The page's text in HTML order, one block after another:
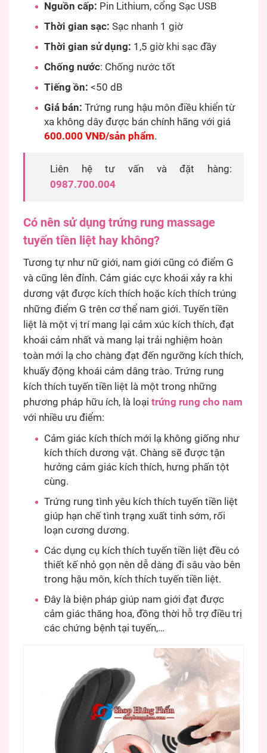
Nguồn cấp: Pin Lithium, cổng Sạc USB
Thời gian sạc: Sạc nhanh 1 giờ
Thời gian sử dụng: 1,5 giờ khi sạc đầy
Chống nước: Chống nước tốt
Tiếng ồn: <50 dB
Giá bán: Trứng rung hậu môn điều khiển từ
xa không dây được bán chính hãng với giá
600.000 VNĐ/sản phẩm.
Liên hệ tư vấn và đặt hàng:
0987.700.004
Có nên sử dụng trứng rung massage
tuyến tiền liệt hay không?
Tương tự như nữ giới, nam giới cũng có điểm G
và cũng lên đỉnh. Cảm giác cực khoái xảy ra khi
dương vật được kích thích hoặc kích thích trúng
những điểm G trên cơ thể nam giới. Tuyến tiền
liệt là một vị trí mang lại cảm xúc kích thích, đạt
khoái cảm nhất và mang lại trải nghiệm hoàn
toàn mới lạ cho chàng đạt đến ngưỡng kích thích,
khuấy động khoái cảm dâng trào. Trứng rung
kích thích tuyến tiền liệt là một trong những
phương pháp hữu ích, là loại trứng rung cho nam
với nhiều ưu điểm:
Cảm giác kích thích mới lạ không giống như
kích thích dương vật. Chàng sẽ được tận
hưởng cảm giác kích thích, hưng phấn tột
cùng.
Trứng rung tình yêu kích thích tuyến tiền liệt
giúp hạn chế tình trạng xuất tinh sớm, rối
loạn cương dương.
Các dụng cụ kích thích tuyến tiền liệt đều có
thiết kế nhỏ gọn nên dễ dàng đi sâu vào bên
trong hậu môn, kích thích tuyến tiền liệt.
Đây là biện pháp giúp nam giới đạt được
cảm giác thăng hoa, đồng thời hỗ trợ điều trị
các chứng bệnh tại tuyến,…